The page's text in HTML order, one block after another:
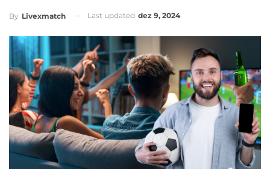
By Livexmatch Last updated dez 9, 2024